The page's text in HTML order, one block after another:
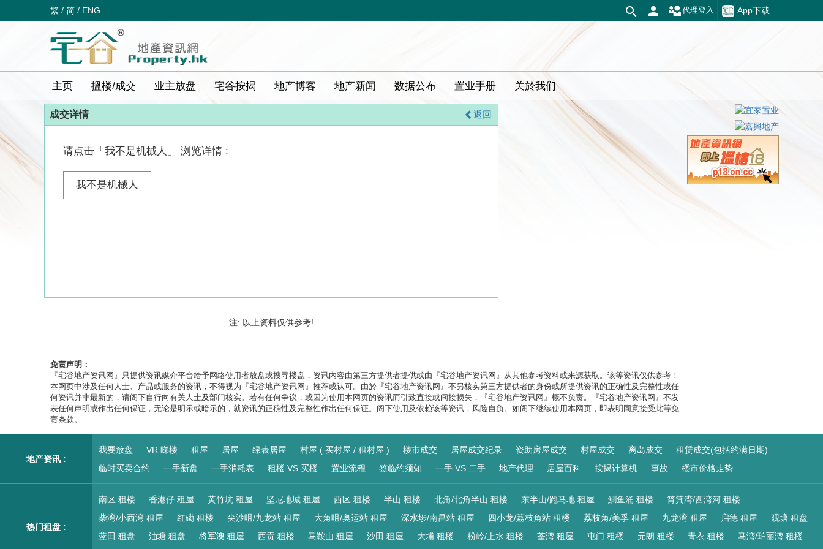
繁 / 简 / ENG App下载
代理登入
主页 搵楼/成交 业主放盘 宅谷按揭 地产博客 地产新闻 数据公布 置业手册 关於我们
成交详情 返回
请点击「我不是机械人」 浏览详情 :
我不是机械人
注: 以上资料仅供参考!
免责声明：
『宅谷地产资讯网』只提供资讯媒介平台给予网络使用者放盘或搜寻楼盘，资讯内容由第三方提供者提供或由『宅谷地产资讯网』从其他参考资料或来源获取。该等资讯仅供参考！
本网页中涉及任何人士、产品或服务的资讯，不得视为『宅谷地产资讯网』推荐或认可。由於『宅谷地产资讯网』不另核实第三方提供者的身份或所提供资讯的正确性及完整性或任
何资讯并非最新的，请阁下自行向有关人士及部门核实。若有任何争议，或因为使用本网页的资讯而引致直接或间接损失，『宅谷地产资讯网』概不负责。『宅谷地产资讯网』不发
表任何声明或作出任何保证，无论是明示或暗示的，就资讯的正确性及完整性作出任何保证。阁下使用及依赖该等资讯，风险自负。如阁下继续使用本网页，即表明同意接受此等免
责条款。
地产资讯 :
我要放盘 VR 睇楼 租屋 居屋 绿表居屋 村屋 ( 买村屋 / 租村屋 ) 楼市成交 居屋成交纪录 资助房屋成交 村屋成交 离岛成交
租赁成交(包括约满日期)
临时买卖合约
一手新盘 一手消耗表 租楼 VS 买楼 置业流程 签临约须知 一手 VS 二手 地产代理 居屋百科 按揭计算机 事故 楼市价格走势
热门租盘 :
南区 租楼 香港仔 租屋 黄竹坑 租屋 坚尼地城 租屋 西区 租楼 半山 租楼 北角/北角半山 租楼 东半山/跑马地 租屋 鰂鱼涌 租楼
筲箕湾/西湾河 租楼
柴湾/小西湾 租屋
红磡 租楼 尖沙咀/九龙站 租屋 大角咀/奥运站 租屋 深水埗/南昌站 租屋 四小龙/荔枝角站 租楼 荔枝角/美孚 租屋 九龙湾 租屋 启德 租屋
观塘 租盘
蓝田 租盘
油塘 租盘 将军澳 租屋 西贡 租楼 马鞍山 租屋 沙田 租屋 大埔 租楼 粉岭/上水 租楼 荃湾 租屋 屯门 租楼 元朗 租楼 青衣 租楼 马湾/珀丽湾 租楼